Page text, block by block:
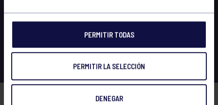
PERMITIR TODAS
PERMITIR LA SELECCIÓN
DENEGAR